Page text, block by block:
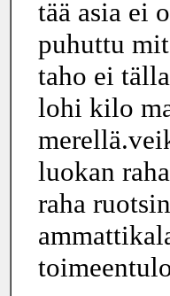
tää asia ei
puhuttu
taho ei
lohi kilo
luokan
raha